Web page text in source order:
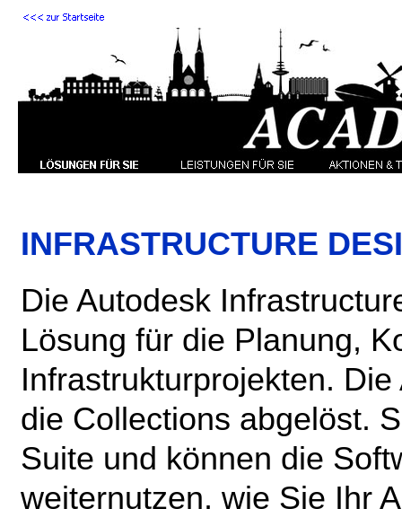
INFRASTRUCTURE
Die Autodesk
Lösung für die Planung,
Infrastrukturprojekten. Die
die Collections abgelöst.
Suite und können die
weiternutzen, wie Sie Ihr